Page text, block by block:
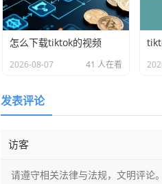
怎么下载tiktok的视频
2026-08-07 41 人在看
发表评论